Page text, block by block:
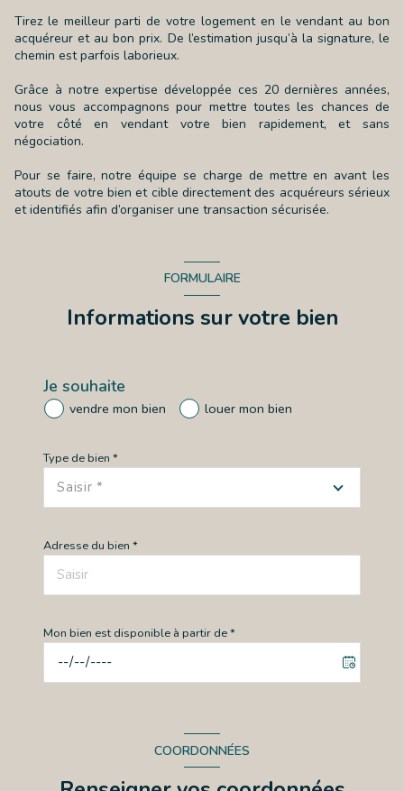
Tirez le meilleur parti de votre logement en le vendant au bon
acquéreur et au bon prix. De l’estimation jusqu’à la signature, le
chemin est parfois laborieux.
Grâce à notre expertise développée ces 20 dernières années,
nous vous accompagnons pour mettre toutes les chances de
votre côté en vendant votre bien rapidement, et sans
négociation.
Pour se faire, notre équipe se charge de mettre en avant les
atouts de votre bien et cible directement des acquéreurs sérieux
et identifiés afin d’organiser une transaction sécurisée.
FORMULAIRE
Informations sur votre bien
Je souhaite
vendre mon bien louer mon bien
Type de bien *
Saisir *
Adresse du bien *
Mon bien est disponible à partir de *
COORDONNÉES